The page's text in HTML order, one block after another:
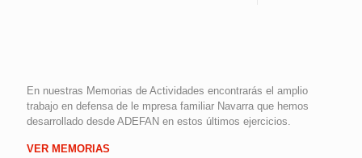
En nuestras Memorias de Actividades encontrarás el amplio
trabajo en defensa de le mpresa familiar Navarra que hemos
desarrollado desde ADEFAN en estos últimos ejercicios.
VER MEMORIAS